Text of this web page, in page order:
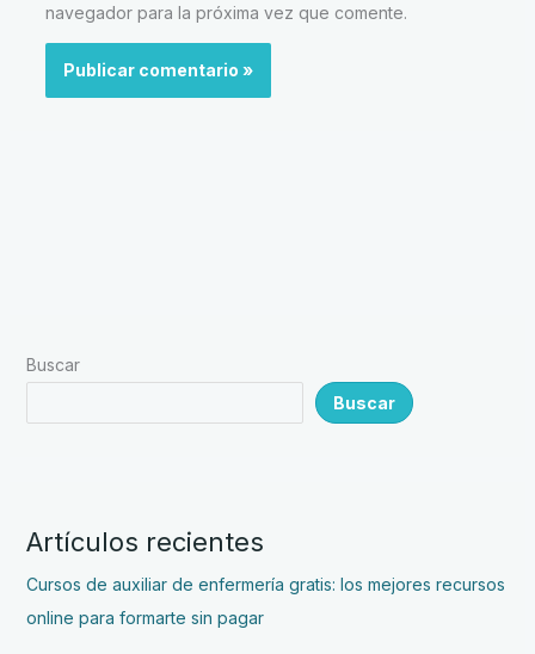
navegador para la próxima vez que comente.
Buscar
Buscar
Artículos recientes
Cursos de auxiliar de enfermería gratis: los mejores recursos
online para formarte sin pagar